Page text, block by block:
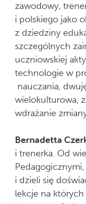
zawodowy,
i polskiego jako
z dziedziny
szczególnych
uczniowskiej
technologie w
nauczania,
wielokulturowa,
wdrażanie
Bernadetta
i trenerka. Od
i dzieli się
lekcje na których